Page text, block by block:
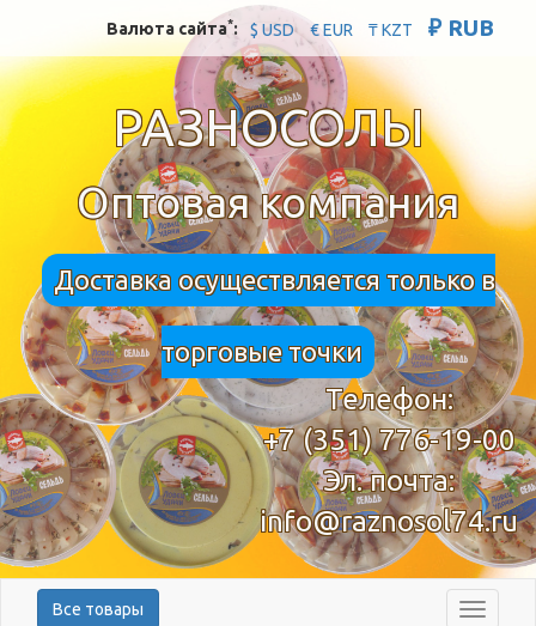
$ USD € EUR ₸ KZT ₽ RUB
Валюта сайта*:
РАЗНОСОЛЫ
Оптовая компания
Доставка осуществляется только в
торговые точки
Телефон:
+7 (351) 776-19-00
Эл. почта:
info@raznosol74.ru
Меню
Все товары